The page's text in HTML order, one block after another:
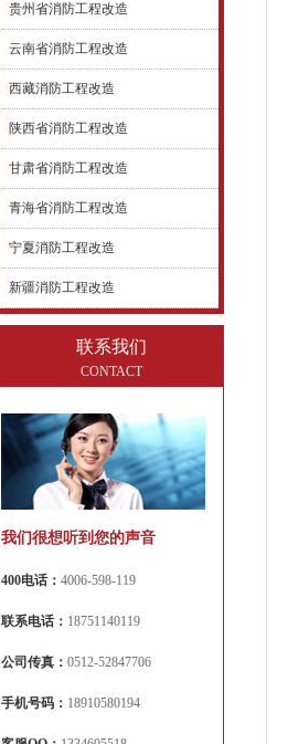
贵州省消防工程改造
云南省消防工程改造
西藏消防工程改造
陕西省消防工程改造
甘肃省消防工程改造
青海省消防工程改造
宁夏消防工程改造
新疆消防工程改造
联系我们
CONTACT
我们很想听到您的声音
400电话： 4006-598-119
联系电话： 18751140119
公司传真： 0512-52847706
手机号码： 18910580194